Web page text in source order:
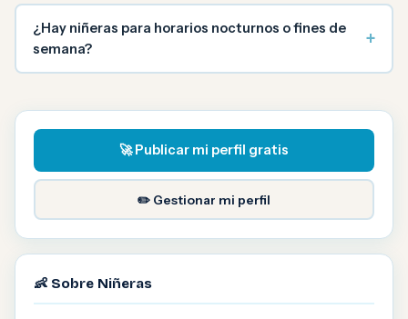
¿Hay niñeras para horarios nocturnos o fines de
semana?
+
🚀 Publicar mi perfil gratis
✏️ Gestionar mi perfil
👶 Sobre Niñeras